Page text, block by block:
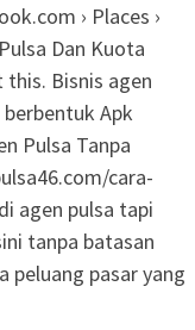
› Places ›
Dan Kuota
this. Bisnis agen
Apk
Pulsa Tanpa
cara-
agen pulsa tapi
tanpa batasan
peluang pasar yang